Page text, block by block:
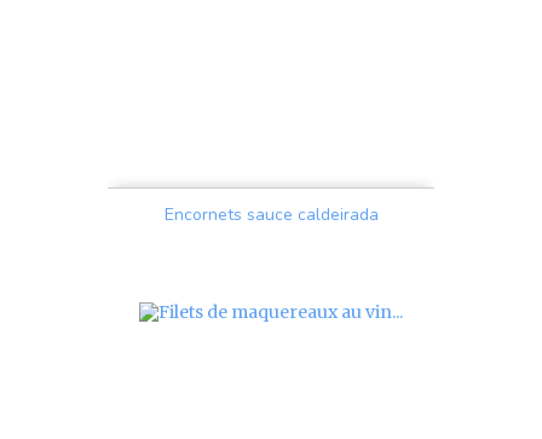
Encornets sauce caldeirada